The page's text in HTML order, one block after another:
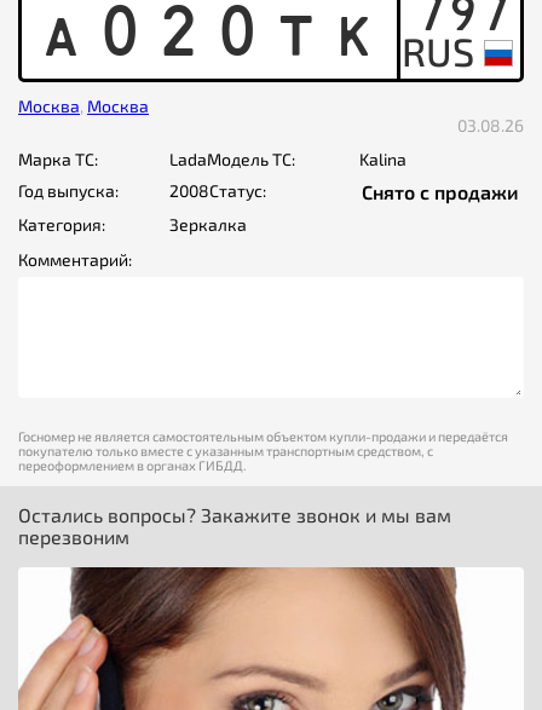
A 0 2 0 T K 797
Москва, Москва
03.08.26
Марка ТС:
LadaМодель ТС:
Kalina
Год выпуска:
2008Статус: Снято с продажи
Категория:
Зеркалка
Комментарий:
Госномер не является самостоятельным объектом купли-продажи и передаётся
покупателю только вместе с указанным транспортным средством, с
переоформлением в органах ГИБДД.
Остались вопросы? Закажите звонок и мы вам
перезвоним